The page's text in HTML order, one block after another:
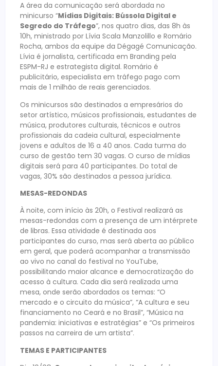
A área da comunicação será abordada no
minicurso “Mídias Digitais: Bússola Digital e
Segredo do Tráfego”, nos quatro dias, das 8h às
10h, ministrado por Lívia Scala Manzolillo e Romário
Rocha, ambos da equipe da Dégagé Comunicação.
Lívia é jornalista, certificada em Branding pela
ESPM-RJ e estrategista digital. Romário é
publicitário, especialista em tráfego pago com
mais de 1 milhão de reais gerenciados.
Os minicursos são destinados a empresários do
setor artístico, músicos profissionais, estudantes de
música, produtores culturais, técnicos e outros
profissionais da cadeia cultural, especialmente
jovens e adultos de 16 a 40 anos. Cada turma do
curso de gestão tem 30 vagas. O curso de mídias
digitais será para 40 participantes. Do total de
vagas, 30% são destinados a pessoa jurídica.
MESAS-REDONDAS
À noite, com início às 20h, o Festival realizará as
mesas-redondas com a presença de um intérprete
de libras. Essa atividade é destinada aos
participantes do curso, mas será aberta ao público
em geral, que poderá acompanhar a transmissão
ao vivo no canal do festival no YouTube,
possibilitando maior alcance e democratização do
acesso à cultura. Cada dia será realizada uma
mesa, onde serão abordados os temas: “O
mercado e o circuito da música”, “A cultura e seu
financiamento no Ceará e no Brasil”, “Música na
pandemia: iniciativas e estratégias” e “Os primeiros
passos na carreira de um artista”.
TEMAS E PARTICIPANTES